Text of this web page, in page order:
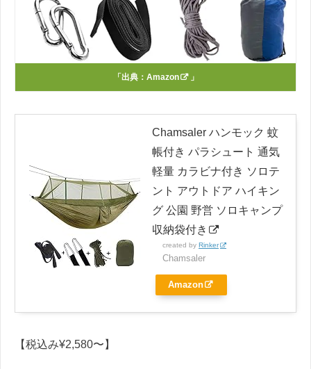
「出典： Amazon 」
Chamsaler ハンモック 蚊
帳付き パラシュート 通気
軽量 カラビナ付き ソロテ
ント アウトドア ハイキン
グ 公園 野営 ソロキャンプ
収納袋付き
created by Rinker
Chamsaler
Amazon
【税込み¥2,580〜】